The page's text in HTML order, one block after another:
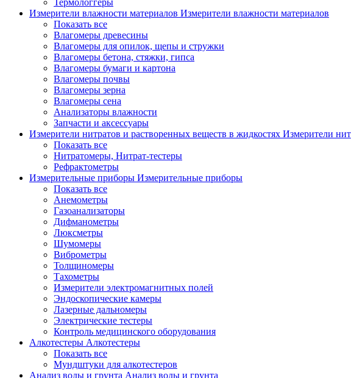
Термологгеры
Измерители влажности материалов Измерители влажности материалов
Показать все
Влагомеры древесины
Влагомеры для опилок, щепы и стружки
Влагомеры бетона, стяжки, гипса
Влагомеры бумаги и картона
Влагомеры почвы
Влагомеры зерна
Влагомеры сена
Анализаторы влажности
Запчасти и аксессуары
Измерители нитратов и растворенных веществ в жидкостях Измерители
Показать все
Нитратомеры, Нитрат-тестеры
Рефрактометры
Измерительные приборы Измерительные приборы
Показать все
Анемометры
Газоанализаторы
Дифманометры
Люксметры
Шумомеры
Виброметры
Толщиномеры
Тахометры
Измерители электромагнитных полей
Эндоскопические камеры
Лазерные дальномеры
Электрические тестеры
Контроль медицинского оборудования
Алкотестеры Алкотестеры
Показать все
Мундштуки для алкотестеров
Анализ воды и грунта Анализ воды и грунта